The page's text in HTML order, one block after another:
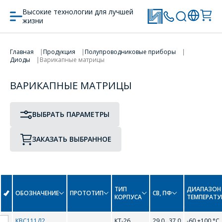
Высокие технологии для лучшей
жизни
Главная Продукция
Полупроводниковые приборы
Диоды
Варикапные матрицы
ВАРИКАПНЫЕ МАТРИЦЫ
ВЫБРАТЬ ПАРАМЕТРЫ
ПРОТОТИП ТИП КОРПУСА
В
ВВ204
ЗАКАЗАТЬ ВЫБРАННОЕ
ПЕРЕЙТИ В КОРЗИНУ
ПРОДОЛЖИТЬ ПОКУПКИ
ОБОЗНАЧЕНИЕ ПРОТОТИП
ТИП
КОРПУСА
CВ, ПФ
ДИАПАЗОН
Форма предназначена